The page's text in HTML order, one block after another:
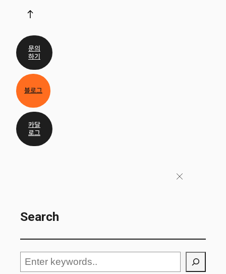
문의
하기
블로그
카달
로그
Search
검